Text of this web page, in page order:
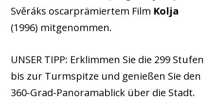
Svěráks oscarprämiertem Film Kolja
(1996) mitgenommen.
UNSER TIPP: Erklimmen Sie die 299 Stufen
bis zur Turmspitze und genießen Sie den
360-Grad-Panoramablick über die Stadt.